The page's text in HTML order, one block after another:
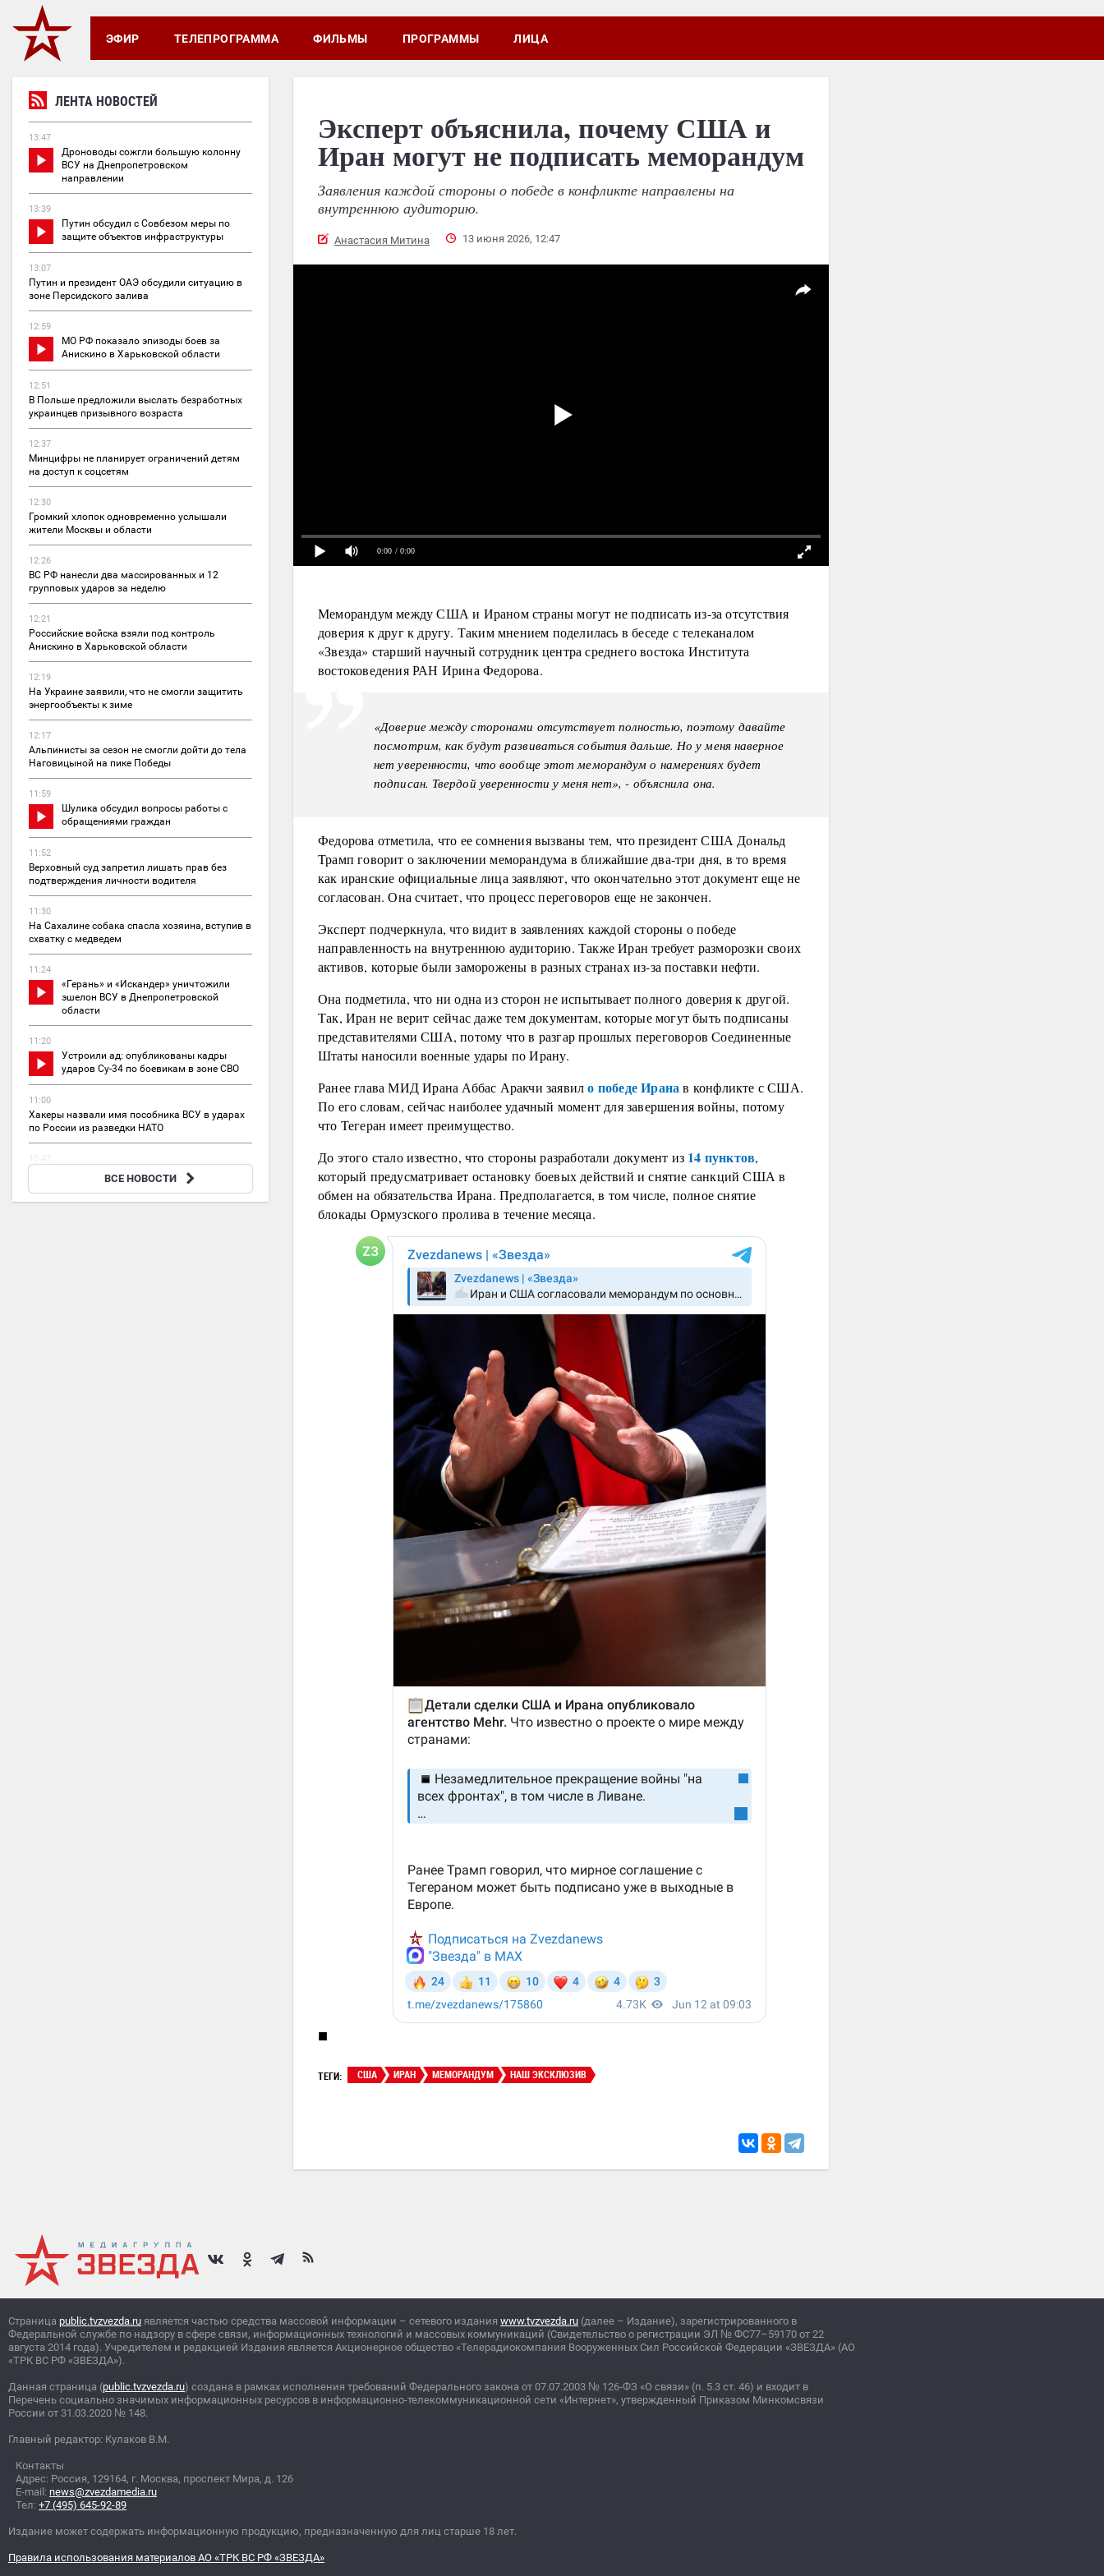
ЭФИР ТЕЛЕПРОГРАММА ФИЛЬМЫ ПРОГРАММЫ ЛИЦА
ЛЕНТА НОВОСТЕЙ
13:47
Дроноводы сожгли большую колонну
ВСУ на Днепропетровском
направлении
13:39
Путин обсудил с Совбезом меры по
защите объектов инфраструктуры
13:07
Путин и президент ОАЭ обсудили ситуацию в
зоне Персидского залива
12:59
МО РФ показало эпизоды боев за
Анискино в Харьковской области
12:51
В Польше предложили выслать безработных
украинцев призывного возраста
12:37
Минцифры не планирует ограничений детям
на доступ к соцсетям
12:30
Громкий хлопок одновременно услышали
жители Москвы и области
12:26
ВС РФ нанесли два массированных и 12
групповых ударов за неделю
12:21
Российские войска взяли под контроль
Анискино в Харьковской области
12:19
На Украине заявили, что не смогли защитить
энергообъекты к зиме
12:17
Альпинисты за сезон не смогли дойти до тела
Наговицыной на пике Победы
11:59
Шулика обсудил вопросы работы с
обращениями граждан
11:52
Верховный суд запретил лишать прав без
подтверждения личности водителя
11:30
На Сахалине собака спасла хозяина, вступив в
схватку с медведем
11:24
«Герань» и «Искандер» уничтожили
эшелон ВСУ в Днепропетровской
области
11:20
Устроили ад: опубликованы кадры
ударов Су-34 по боевикам в зоне СВО
11:00
Хакеры назвали имя пособника ВСУ в ударах
по России из разведки НАТО
В Тольятти пенсионер вместо 2,9 млн отдал
ВСЕ НОВОСТИ
Эксперт объяснила, почему США и
Иран могут не подписать меморандум
Заявления каждой стороны о победе в конфликте направлены на
внутреннюю аудиторию.
Анастасия Митина 13 июня 2026, 12:47
0:00 / 0:00
Меморандум между США и Ираном страны могут не подписать из-за отсутствия
доверия к друг к другу. Таким мнением поделилась в беседе с телеканалом
«Звезда» старший научный сотрудник центра среднего востока Института
востоковедения РАН Ирина Федорова.
«Доверие между сторонами отсутствует полностью, поэтому давайте
посмотрим, как будут развиваться события дальше. Но у меня наверное
нет уверенности, что вообще этот меморандум о намерениях будет
подписан. Твердой уверенности у меня нет», - объяснила она.
Федорова отметила, что ее сомнения вызваны тем, что президент США Дональд
Трамп говорит о заключении меморандума в ближайшие два-три дня, в то время
как иранские официальные лица заявляют, что окончательно этот документ еще не
согласован. Она считает, что процесс переговоров еще не закончен.
Эксперт подчеркнула, что видит в заявлениях каждой стороны о победе
направленность на внутреннюю аудиторию. Также Иран требует разморозки своих
активов, которые были заморожены в разных странах из-за поставки нефти.
Она подметила, что ни одна из сторон не испытывает полного доверия к другой.
Так, Иран не верит сейчас даже тем документам, которые могут быть подписаны
представителями США, потому что в разгар прошлых переговоров Соединенные
Штаты наносили военные удары по Ирану.
Ранее глава МИД Ирана Аббас Аракчи заявило победе Иранав конфликте с США.
По его словам, сейчас наиболее удачный момент для завершения войны, потому
что Тегеран имеет преимущество.
До этого стало известно, что стороны разработали документ из 14 пунктов,
который предусматривает остановку боевых действий и снятие санкций США в
обмен на обязательства Ирана. Предполагается, в том числе, полное снятие
блокады Ормузского пролива в течение месяца.
■
ТЕГИ: США ИРАН МЕМОРАНДУМ НАШ ЭКСКЛЮЗИВ
Страница public.tvzvezda.ru является частью средства массовой информации – сетевого издания www.tvzvezda.ru (далее – Издание), зарегистрированного в
Федеральной службе по надзору в сфере связи, информационных технологий и массовых коммуникаций (Свидетельство о регистрации ЭЛ № ФС77–59170 от 22
августа 2014 года). Учредителем и редакцией Издания является Акционерное общество «Телерадиокомпания Вооруженных Сил Российской Федерации «ЗВЕЗДА» (АО
«ТРК ВС РФ «ЗВЕЗДА»).
Данная страница (public.tvzvezda.ru) создана в рамках исполнения требований Федерального закона от 07.07.2003 № 126-ФЗ «О связи» (п. 5.3 ст. 46) и входит в
Перечень социально значимых информационных ресурсов в информационно-телекоммуникационной сети «Интернет», утвержденный Приказом Минкомсвязи
России от 31.03.2020 № 148.
Главный редактор: Кулаков В.М.
Контакты
Адрес: Россия, 129164, г. Москва, проспект Мира, д. 126
E-mail: news@zvezdamedia.ru
Тел: +7 (495) 645-92-89
Издание может содержать информационную продукцию, предназначенную для лиц старше 18 лет.
Правила использования материалов АО «ТРК ВС РФ «ЗВЕЗДА»